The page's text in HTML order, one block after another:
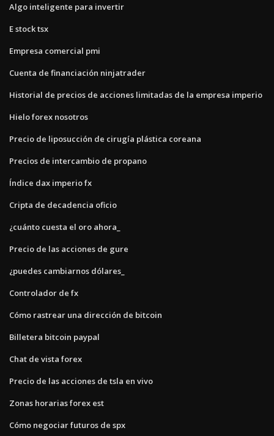
Algo inteligente para invertir
E stock tsx
Empresa comercial pmi
Cuenta de financiación ninjatrader
Historial de precios de acciones limitadas de la empresa imperio
Hielo forex nosotros
Precio de liposucción de cirugía plástica coreana
Precios de intercambio de propano
Índice dax imperio fx
Cripta de decadencia oficio
¿cuánto cuesta el oro ahora_
Precio de las acciones de gure
¿puedes cambiarnos dólares_
Controlador de fx
Cómo rastrear una dirección de bitcoin
Billetera bitcoin paypal
Chat de vista forex
Precio de las acciones de tsla en vivo
Zonas horarias forex est
Cómo negociar futuros de spx